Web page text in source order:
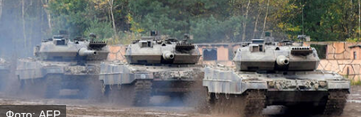
Фото: AFP